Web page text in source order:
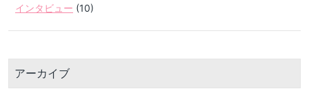
インタビュー (10)
アーカイブ